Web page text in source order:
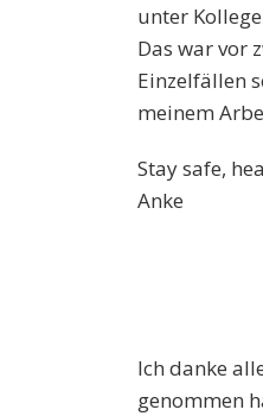
unter
Das war vor
Einzelfällen
meinem
Stay safe,
Anke
Ich danke
genommen